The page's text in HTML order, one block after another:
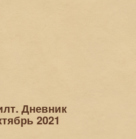
Дневник
2021